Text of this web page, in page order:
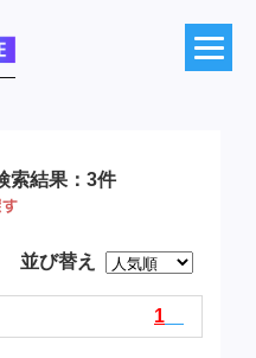
索結果：3件
並び替え
1